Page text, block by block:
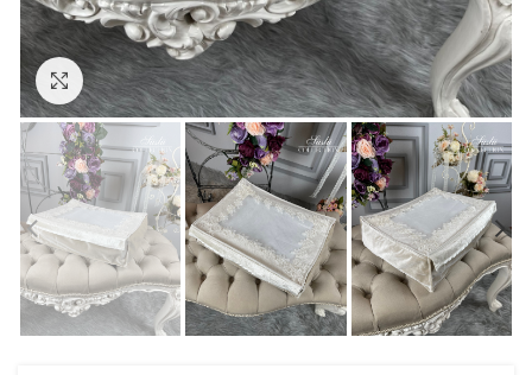
Click to enlarge